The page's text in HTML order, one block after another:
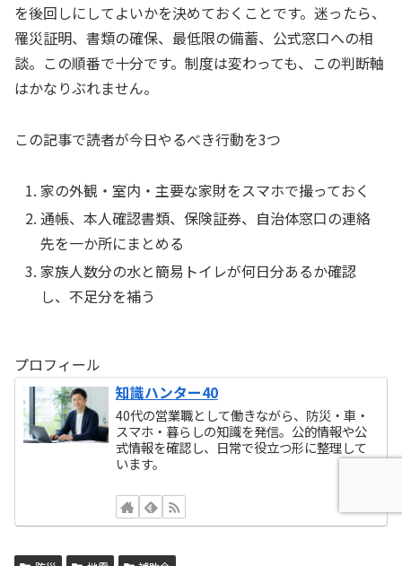
を後回しにしてよいかを決めておくことです。迷ったら、
罹災証明、書類の確保、最低限の備蓄、公式窓口への相
談。この順番で十分です。制度は変わっても、この判断軸
はかなりぶれません。
この記事で読者が今日やるべき行動を3つ
家の外観・室内・主要な家財をスマホで撮っておく
通帳、本人確認書類、保険証券、自治体窓口の連絡
先を一か所にまとめる
家族人数分の水と簡易トイレが何日分あるか確認
し、不足分を補う
プロフィール
知識ハンター40
40代の営業職として働きながら、防災・車・
スマホ・暮らしの知識を発信。公的情報や公
式情報を確認し、日常で役立つ形に整理して
います。